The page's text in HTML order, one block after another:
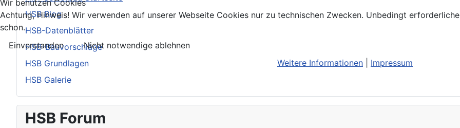
HSB Blog
HSB-Datenblätter
HSB-Bauvorschläge
HSB Grundlagen
HSB Galerie
HSB Forum
Wir benutzen Cookies
Achtung, Hinweis! Wir verwenden auf unserer Webseite Cookies nur zu technischen Zwecken. Unbedingt
schon.
Einverstanden
Nicht notwendige ablehnen
Weitere Informationen
Impressum